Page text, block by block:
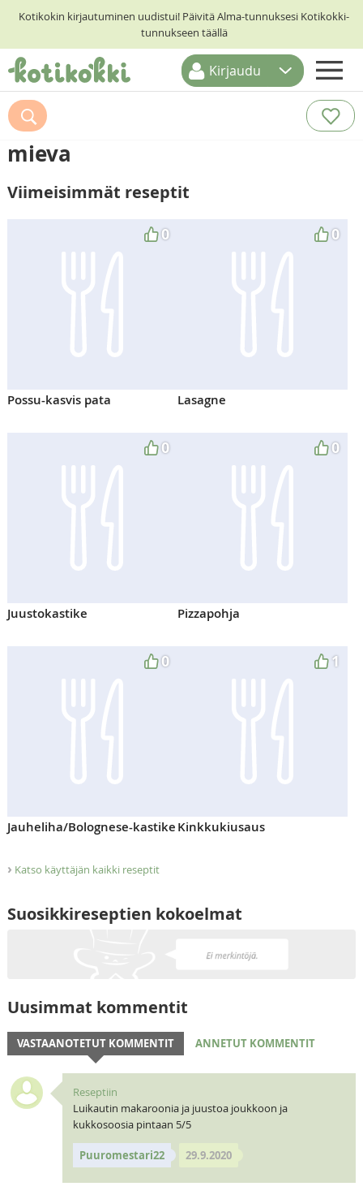
Kotikokin kirjautuminen uudistui! Päivitä Alma-tunnuksesi Kotikokki-
tunnukseen täällä
ETUSIVU
RESEPTIHAKU
RUOKATEEMAT
KESKUSTELUT
Kirjaudu
mieva
Viimeisimmät reseptit
0
Possu-kasvis pata
0
Lasagne
0
Juustokastike
0
Pizzapohja
0
Jauheliha/Bolognese-kastike
1
Kinkkukiusaus
› Katso käyttäjän kaikki reseptit
Suosikkireseptien kokoelmat
Uusimmat kommentit
VASTAANOTETUT KOMMENTIT ANNETUT KOMMENTIT
Reseptiin
Luikautin makaroonia ja juustoa joukkoon ja
kukkosoosia pintaan 5/5
Puuromestari22 29.9.2020